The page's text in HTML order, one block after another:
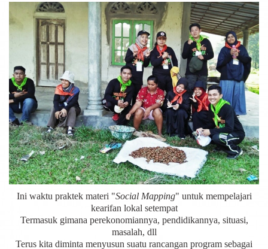
Ini waktu praktek materi "Social Mapping" untuk mempelajari
kearifan lokal setempat
Termasuk gimana perekonomiannya, pendidikannya, situasi,
masalah, dll
Terus kita diminta menyusun suatu rancangan program sebagai